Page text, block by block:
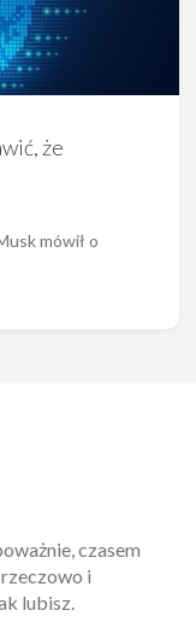
że
mówił o
czasem
i
lubisz.